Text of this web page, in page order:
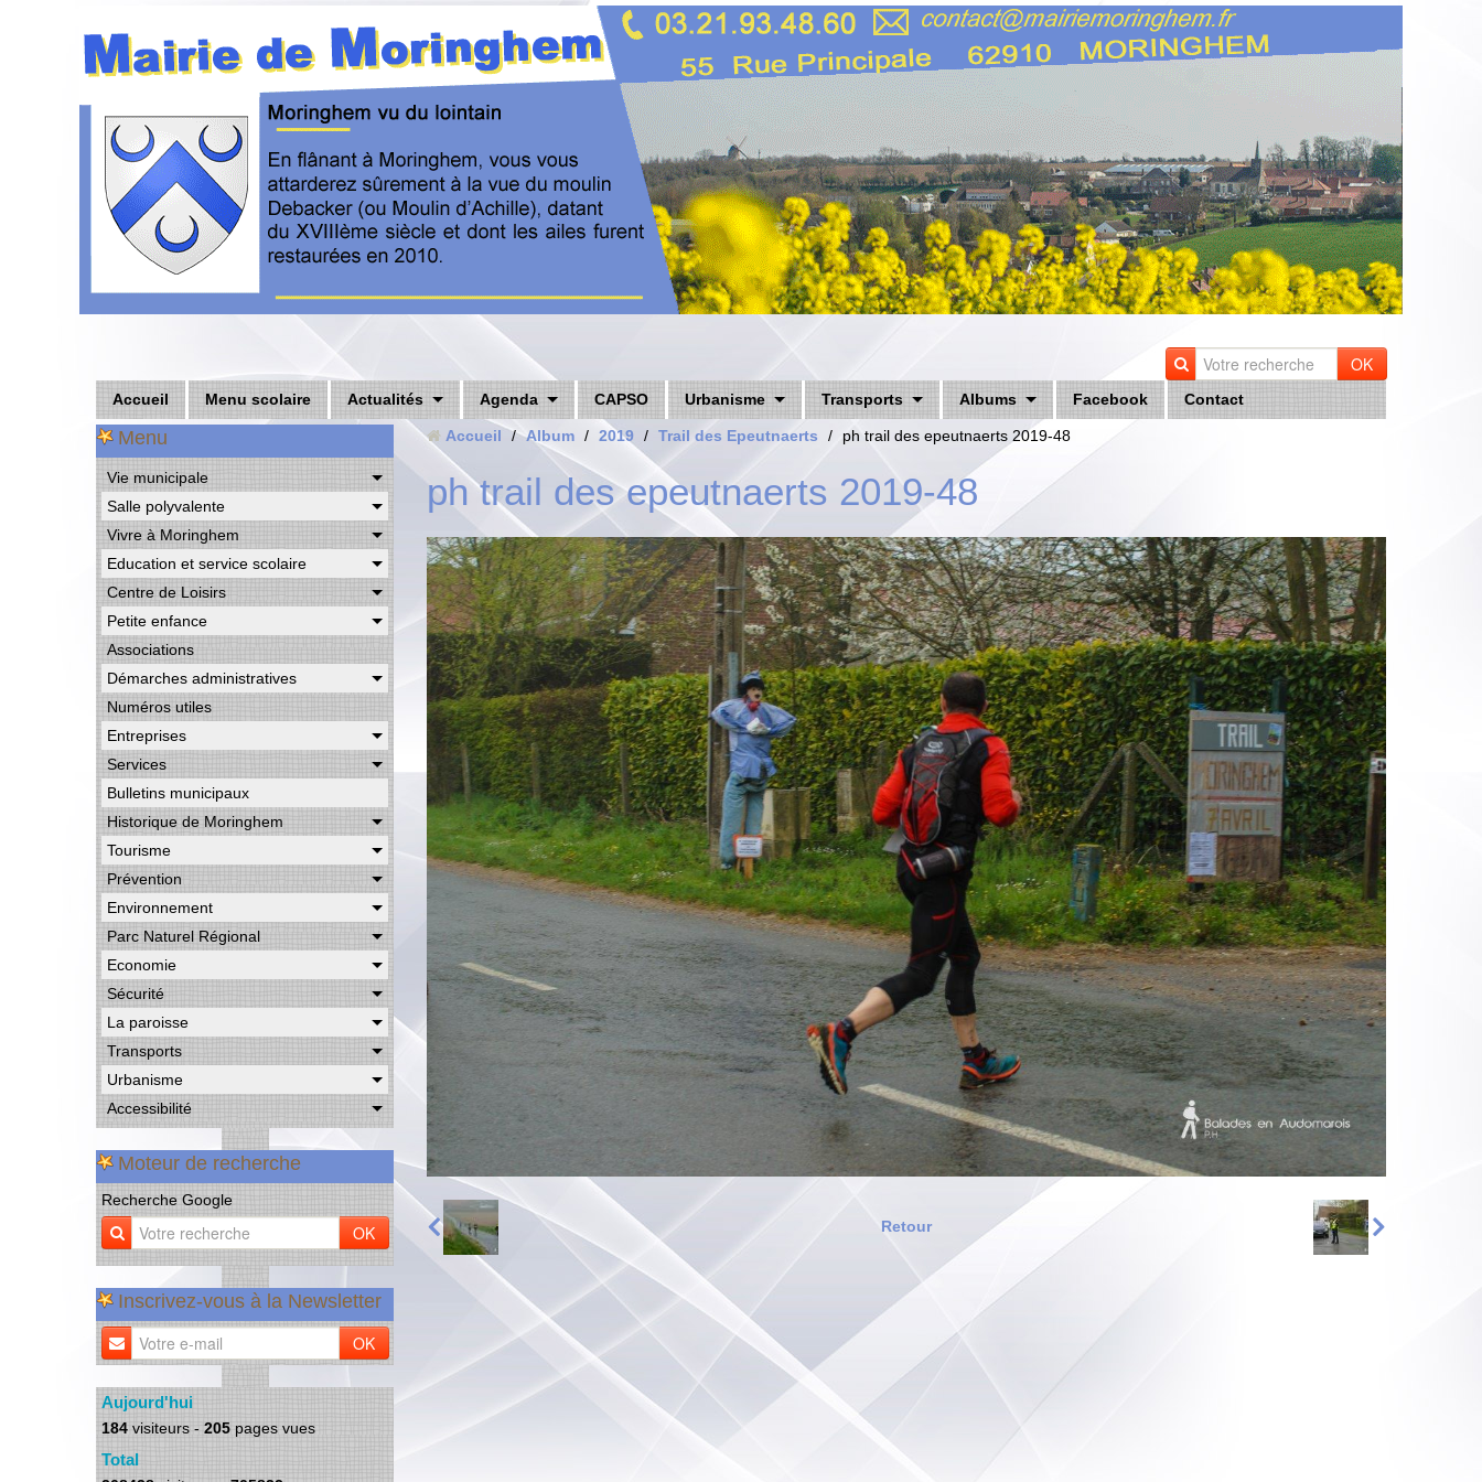
OK
Accueil Menu scolaire Actualités Agenda CAPSO Urbanisme Transports Albums Facebook Contact
Menu
Vie municipale
Salle polyvalente
Vivre à Moringhem
Education et service scolaire
Centre de Loisirs
Petite enfance
Associations
Démarches administratives
Numéros utiles
Entreprises
Services
Bulletins municipaux
Historique de Moringhem
Tourisme
Prévention
Environnement
Parc Naturel Régional
Economie
Sécurité
La paroisse
Transports
Urbanisme
Accessibilité
Moteur de recherche
Recherche Google
OK
Inscrivez-vous à la Newsletter
OK
Aujourd'hui
184 visiteurs - 205 pages vues
Total
Accueil / Album / 2019 / Trail des Epeutnaerts / ph trail des epeutnaerts 2019-48
ph trail des epeutnaerts 2019-48
Retour